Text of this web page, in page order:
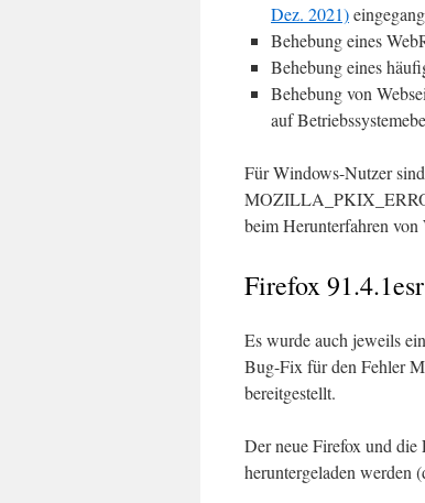
Dez. 2021)
Behebung eines
Behebung eines
Behebung von
auf
Für Windows-Nutzer
beim Herunterfahren
Firefox 91.4.1esr
Es wurde auch jeweils
Bug-Fix für den Fehler
bereitgestellt.
Der neue Firefox und die
heruntergeladen werden